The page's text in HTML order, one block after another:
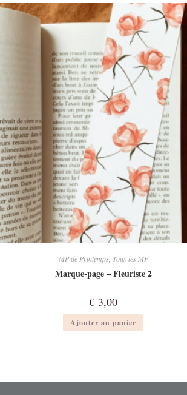
MP de Printemps, Tous les MP
Marque-page – Fleuriste 2
€ 3,00
Ajouter au panier